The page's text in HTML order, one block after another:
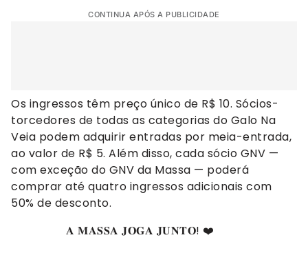
CONTINUA APÓS A PUBLICIDADE
Os ingressos têm preço único de R$ 10. Sócios-
torcedores de todas as categorias do Galo Na
Veia podem adquirir entradas por meia-entrada,
ao valor de R$ 5. Além disso, cada sócio GNV —
com exceção do GNV da Massa — poderá
comprar até quatro ingressos adicionais com
50% de desconto.
𝐀 𝐌𝐀𝐒𝐒𝐀 𝐉𝐎𝐆𝐀 𝐉𝐔𝐍𝐓𝐎! ❤️